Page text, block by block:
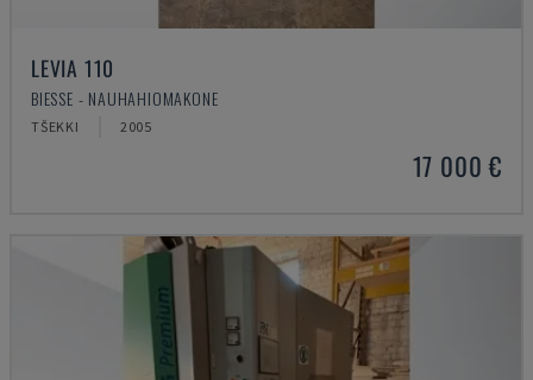
LEVIA 110
BIESSE - NAUHAHIOMAKONE
TŠEKKI 2005
17 000 €